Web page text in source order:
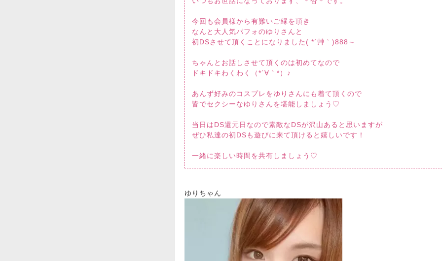
今回も会員様から有難いご縁を頂き
なんと大人気パフォのゆりさんと
初DSさせて頂くことになりました( *´艸｀)888～
ちゃんとお話しさせて頂くのは初めてなので
ドキドキわくわく（*´∀｀*）♪
あんず好みのコスプレをゆりさんにも着て頂くので
皆でセクシーなゆりさんを堪能しましょう♡
当日はDS還元日なので素敵なDSが沢山あると思いますが
ぜひ私達の初DSも遊びに来て頂けると嬉しいです！
一緒に楽しい時間を共有しましょう♡
ゆりちゃん